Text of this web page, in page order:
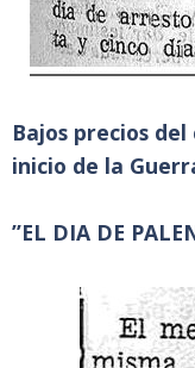
Bajos precios
inicio de la
”EL DIA DE